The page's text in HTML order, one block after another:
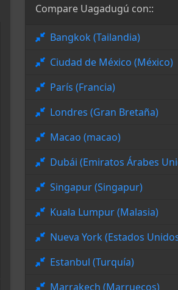
Compare Uagadugú con::
Bangkok (Tailandia)
Ciudad de México (México)
París (Francia)
Londres (Gran Bretaña)
Macao (macao)
Dubái (Emiratos Árabes
Singapur (Singapur)
Kuala Lumpur (Malasia)
Nueva York (Estados
Estanbul (Turquía)
Marrakech (Marruecos)